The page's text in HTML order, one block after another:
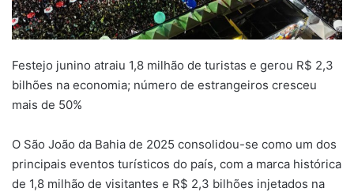
Festejo junino atraiu 1,8 milhão de turistas e gerou R$ 2,3
bilhões na economia; número de estrangeiros cresceu
mais de 50%
O São João da Bahia de 2025 consolidou-se como um dos
principais eventos turísticos do país, com a marca histórica
de 1,8 milhão de visitantes e R$ 2,3 bilhões injetados na